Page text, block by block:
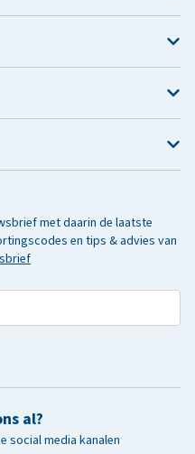
met daarin de laatste
en tips & advies van
al?
social media kanalen